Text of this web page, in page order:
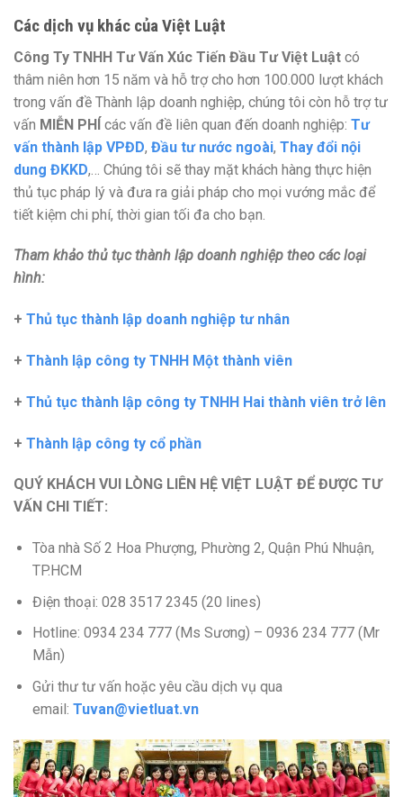
Các dịch vụ khác của Việt Luật
Công Ty TNHH Tư Vấn Xúc Tiến Đầu Tư Việt Luật có
thâm niên hơn 15 năm và hỗ trợ cho hơn 100.000 lượt khách
trong vấn đề Thành lập doanh nghiệp, chúng tôi còn hỗ trợ tư
vấn MIỄN PHÍ các vấn đề liên quan đến doanh nghiệp: Tư
vấn thành lập VPĐD, Đầu tư nước ngoài, Thay đổi nội
dung ĐKKD,… Chúng tôi sẽ thay mặt khách hàng thực hiện
thủ tục pháp lý và đưa ra giải pháp cho mọi vướng mắc để
tiết kiệm chi phí, thời gian tối đa cho bạn.
Tham khảo thủ tục thành lập doanh nghiệp theo các loại
hình:
+ Thủ tục thành lập doanh nghiệp tư nhân
+ Thành lập công ty TNHH Một thành viên
+ Thủ tục thành lập công ty TNHH Hai thành viên trở lên
+ Thành lập công ty cổ phần
QUÝ KHÁCH VUI LÒNG LIÊN HỆ VIỆT LUẬT ĐỂ ĐƯỢC TƯ
VẤN CHI TIẾT:
Tòa nhà Số 2 Hoa Phượng, Phường 2, Quận Phú Nhuận,
TP.HCM
Điện thoại: 028 3517 2345 (20 lines)
Hotline: 0934 234 777 (Ms Sương) – 0936 234 777 (Mr
Mẫn)
Gửi thư tư vấn hoặc yêu cầu dịch vụ qua
email: Tuvan@vietluat.vn